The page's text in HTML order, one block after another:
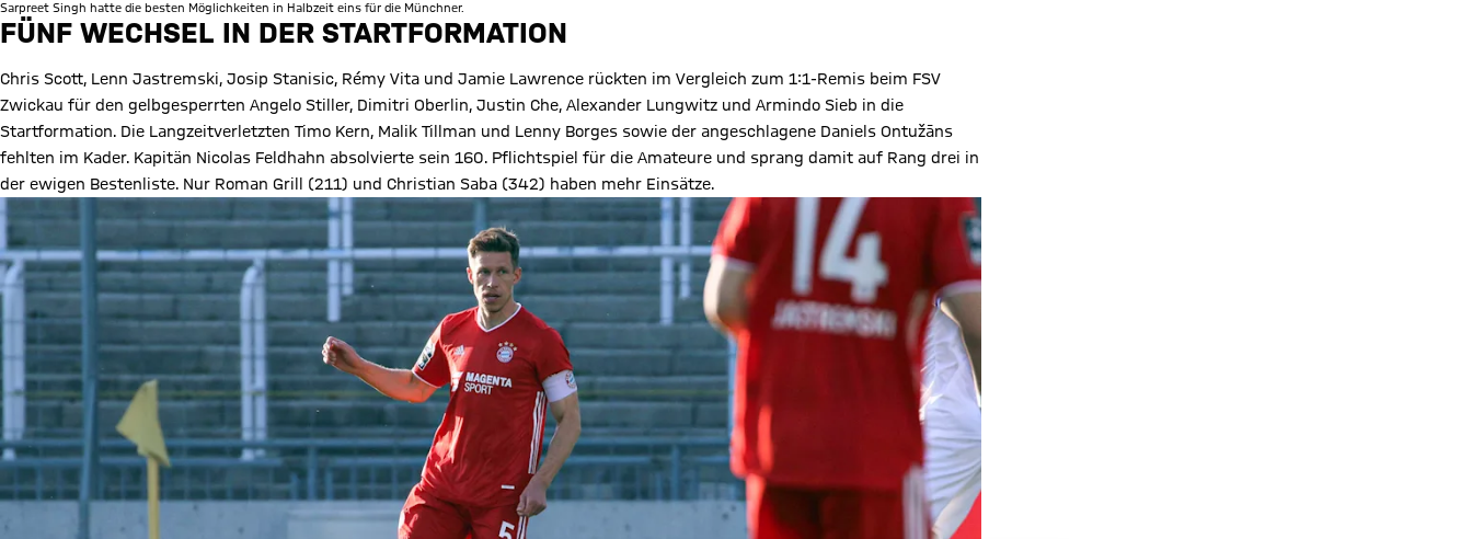
Sarpreet Singh hatte die besten Möglichkeiten in Halbzeit eins für die Münchner.
FÜNF WECHSEL IN DER STARTFORMATION
Chris Scott, Lenn Jastremski, Josip Stanisic, Rémy Vita und Jamie Lawrence rückten im Vergleich zum 1:1-Remis beim FSV
Zwickau für den gelbgesperrten Angelo Stiller, Dimitri Oberlin, Justin Che, Alexander Lungwitz und Armindo Sieb in die
Startformation. Die Langzeitverletzten Timo Kern, Malik Tillman und Lenny Borges sowie der angeschlagene Daniels Ontužāns
fehlten im Kader. Kapitän Nicolas Feldhahn absolvierte sein 160. Pflichtspiel für die Amateure und sprang damit auf Rang drei in
der ewigen Bestenliste. Nur Roman Grill (211) und Christian Saba (342) haben mehr Einsätze.